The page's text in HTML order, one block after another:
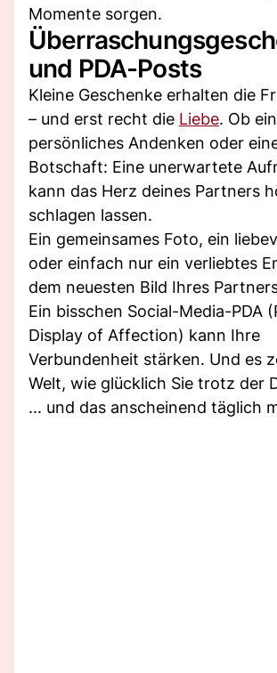
Momente sorgen.
und PDA-Posts
Kleine Geschenke erhalten die
– und erst recht die Liebe. Ob ein
persönliches Andenken oder
Botschaft: Eine unerwartete
kann das Herz deines Partners
schlagen lassen.
Ein gemeinsames Foto, ein
oder einfach nur ein verliebtes
dem neuesten Bild Ihres
Ein bisschen Social-Media-PDA
Display of Affection) kann Ihre
Verbundenheit stärken. Und es
Welt, wie glücklich Sie trotz der
... und das anscheinend täglich